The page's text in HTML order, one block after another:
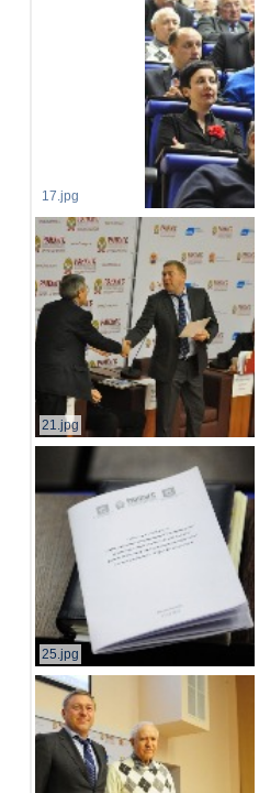
17.jpg
21.jpg
25.jpg